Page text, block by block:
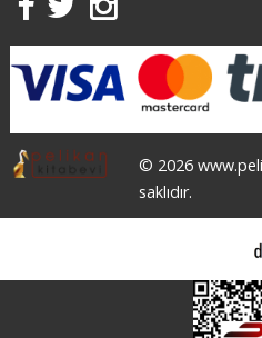
© 2026
saklıdır.